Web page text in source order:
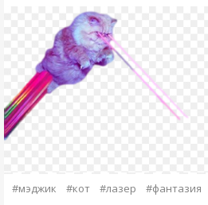
#мэджик #кот #лазер #фантазия